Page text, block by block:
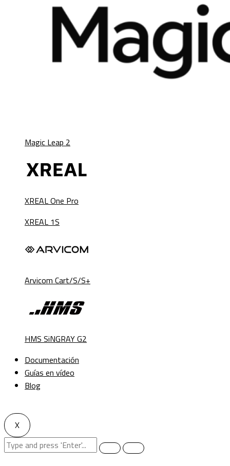
Magic Leap 2
XREAL One Pro
XREAL 1S
Arvicom Cart/S/S+
HMS SiNGRAY G2
Documentación
Guías en vídeo
Blog
X